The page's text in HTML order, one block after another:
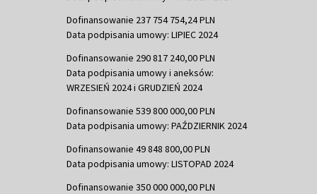
Dofinansowanie 237 754 754,24 PLN
Data podpisania umowy: LIPIEC 2024
Dofinansowanie 290 817 240,00 PLN
Data podpisania umowy i aneksów:
WRZESIEŃ 2024 i GRUDZIEŃ 2024
Dofinansowanie 539 800 000,00 PLN
Data podpisania umowy: PAŹDZIERNIK 2024
Dofinansowanie 49 848 800,00 PLN
Data podpisania umowy: LISTOPAD 2024
Dofinansowanie 350 000 000,00 PLN